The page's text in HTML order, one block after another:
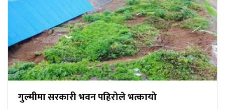
गुल्मीमा सरकारी भवन पहिरोले भत्कायो